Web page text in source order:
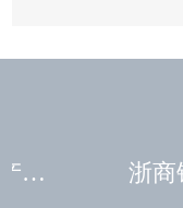
中国长城资产管理股份有限公司甘肃分公司